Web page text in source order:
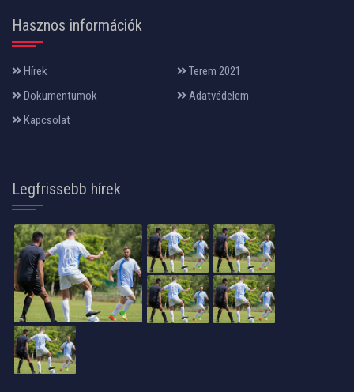
Hasznos információk
Hírek
Terem 2021
Dokumentumok
Adatvédelem
Kapcsolat
Legfrissebb hírek